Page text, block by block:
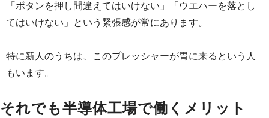
「ボタンを押し間違えてはいけない」「ウエハーを落とし
てはいけない」という緊張感が常にあります。
特に新人のうちは、このプレッシャーが胃に来るという人
もいます。
それでも半導体工場で働くメリット